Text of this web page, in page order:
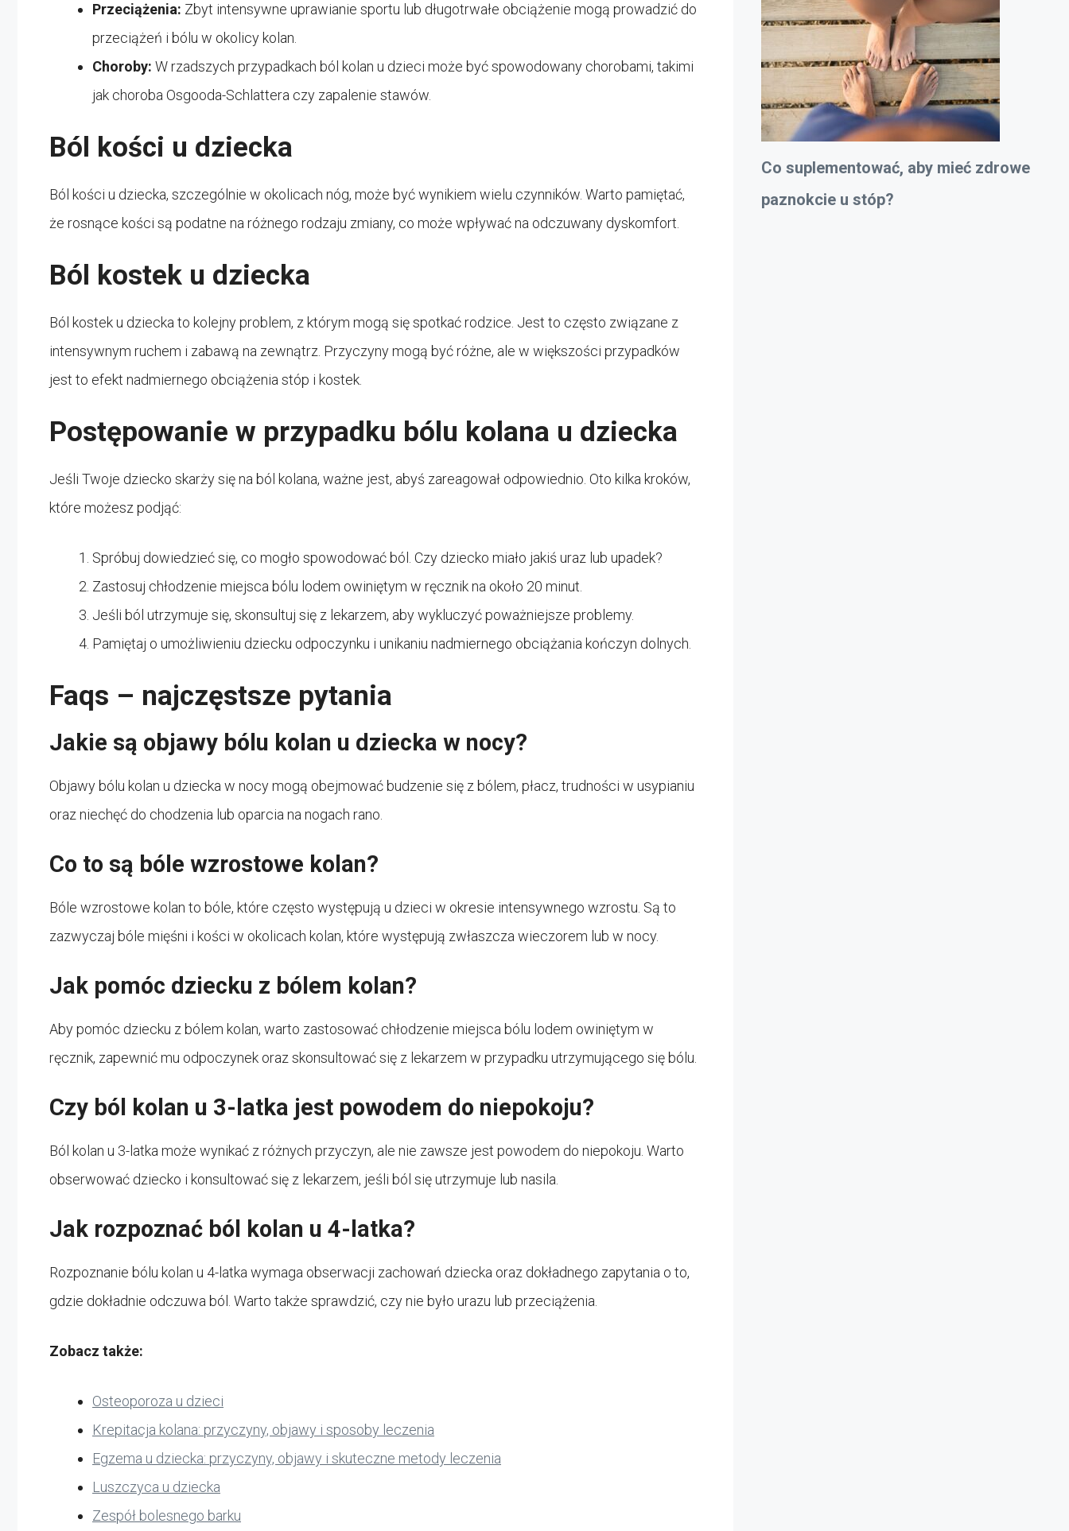
Przeciążenia: Zbyt intensywne uprawianie sportu lub długotrwałe obciążenie mogą prowadzić do
przeciążeń i bólu w okolicy kolan.
Choroby: W rzadszych przypadkach ból kolan u dzieci może być spowodowany chorobami, takimi
jak choroba Osgooda-Schlattera czy zapalenie stawów.
Ból kości u dziecka
Ból kości u dziecka, szczególnie w okolicach nóg, może być wynikiem wielu czynników. Warto pamiętać,
że rosnące kości są podatne na różnego rodzaju zmiany, co może wpływać na odczuwany dyskomfort.
Ból kostek u dziecka
Ból kostek u dziecka to kolejny problem, z którym mogą się spotkać rodzice. Jest to często związane z
intensywnym ruchem i zabawą na zewnątrz. Przyczyny mogą być różne, ale w większości przypadków
jest to efekt nadmiernego obciążenia stóp i kostek.
Postępowanie w przypadku bólu kolana u dziecka
Jeśli Twoje dziecko skarży się na ból kolana, ważne jest, abyś zareagował odpowiednio. Oto kilka kroków,
które możesz podjąć:
Spróbuj dowiedzieć się, co mogło spowodować ból. Czy dziecko miało jakiś uraz lub upadek?
Zastosuj chłodzenie miejsca bólu lodem owiniętym w ręcznik na około 20 minut.
Jeśli ból utrzymuje się, skonsultuj się z lekarzem, aby wykluczyć poważniejsze problemy.
Pamiętaj o umożliwieniu dziecku odpoczynku i unikaniu nadmiernego obciążania kończyn dolnych.
Faqs – najczęstsze pytania
Jakie są objawy bólu kolan u dziecka w nocy?
Objawy bólu kolan u dziecka w nocy mogą obejmować budzenie się z bólem, płacz, trudności w usypianiu
oraz niechęć do chodzenia lub oparcia na nogach rano.
Co to są bóle wzrostowe kolan?
Bóle wzrostowe kolan to bóle, które często występują u dzieci w okresie intensywnego wzrostu. Są to
zazwyczaj bóle mięśni i kości w okolicach kolan, które występują zwłaszcza wieczorem lub w nocy.
Jak pomóc dziecku z bólem kolan?
Aby pomóc dziecku z bólem kolan, warto zastosować chłodzenie miejsca bólu lodem owiniętym w
ręcznik, zapewnić mu odpoczynek oraz skonsultować się z lekarzem w przypadku utrzymującego się bólu.
Czy ból kolan u 3-latka jest powodem do niepokoju?
Ból kolan u 3-latka może wynikać z różnych przyczyn, ale nie zawsze jest powodem do niepokoju. Warto
obserwować dziecko i konsultować się z lekarzem, jeśli ból się utrzymuje lub nasila.
Jak rozpoznać ból kolan u 4-latka?
Rozpoznanie bólu kolan u 4-latka wymaga obserwacji zachowań dziecka oraz dokładnego zapytania o to,
gdzie dokładnie odczuwa ból. Warto także sprawdzić, czy nie było urazu lub przeciążenia.
Zobacz także:
Osteoporoza u dzieci
Krepitacja kolana: przyczyny, objawy i sposoby leczenia
Egzema u dziecka: przyczyny, objawy i skuteczne metody leczenia
Luszczyca u dziecka
Zespół bolesnego barku
Co suplementować, aby mieć zdrowe
paznokcie u stóp?